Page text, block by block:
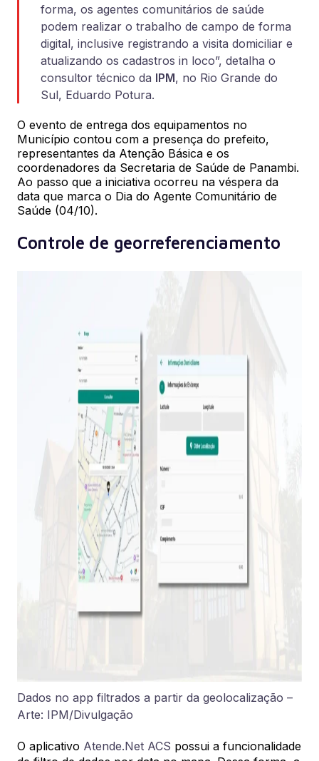
forma, os agentes comunitários de saúde
podem realizar o trabalho de campo de forma
digital, inclusive registrando a visita domiciliar e
atualizando os cadastros in loco”, detalha o
consultor técnico da IPM, no Rio Grande do
Sul, Eduardo Potura.
O evento de entrega dos equipamentos no
Município contou com a presença do prefeito,
representantes da Atenção Básica e os
coordenadores da Secretaria de Saúde de Panambi.
Ao passo que a iniciativa ocorreu na véspera da
data que marca o Dia do Agente Comunitário de
Saúde (04/10).
Controle de georreferenciamento
Dados no app filtrados a partir da geolocalização –
Arte: IPM/Divulgação
O aplicativo Atende.Net ACS possui a funcionalidade